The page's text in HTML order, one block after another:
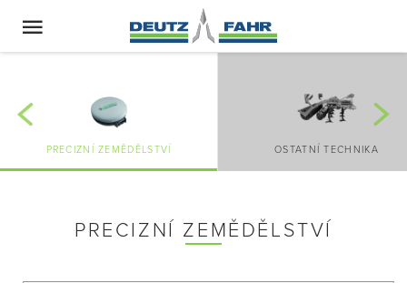
PRECIZNÍ ZEMĚDĚLSTVÍ OSTATNÍ TECHNIKA
PRECIZNÍ ZEMĚDĚLSTVÍ